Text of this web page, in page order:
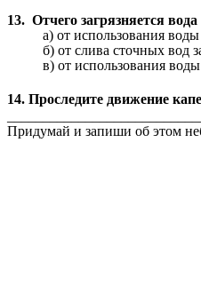
13. Отчего загрязняется
а) от использования воды
б) от слива сточных вод
в) от использования воды
14. Проследите движение
Придумай и запиши об этом